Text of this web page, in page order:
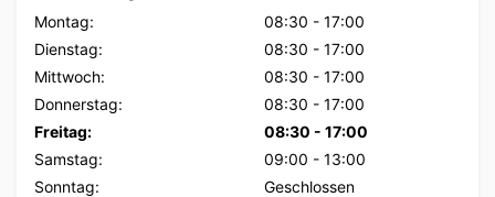
Montag: 08:30 - 17:00
Dienstag:
08:30 - 17:00
Mittwoch:
08:30 - 17:00
Donnerstag:
08:30 - 17:00
Freitag:
08:30 - 17:00
Samstag:
09:00 - 13:00
Sonntag:
Geschlossen